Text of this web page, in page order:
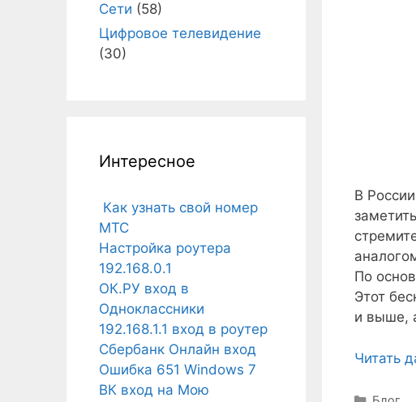
В
По
Этот
и выше,
Читать
Сети (58)
Цифровое телевидение
(30)
Интересное
Как узнать свой номер
МТС
Настройка роутера
192.168.0.1
ОК.РУ вход в
Одноклассники
192.168.1.1 вход в роутер
Сбербанк Онлайн вход
Ошибка 651 Windows 7
ВК вход на Мою